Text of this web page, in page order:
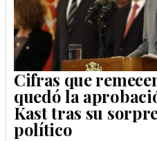
Cifras que
quedó la
Kast tras su
político